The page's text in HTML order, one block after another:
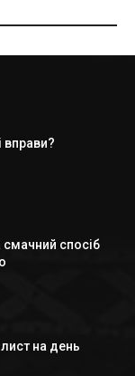
вправи?
смачний спосіб
на день